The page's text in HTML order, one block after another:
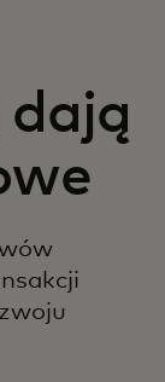
dają